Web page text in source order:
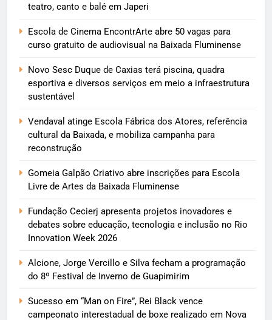
teatro, canto e balé em Japeri
Escola de Cinema EncontrArte abre 50 vagas para
curso gratuito de audiovisual na Baixada Fluminense
Novo Sesc Duque de Caxias terá piscina, quadra
esportiva e diversos serviços em meio a infraestrutura
sustentável
Vendaval atinge Escola Fábrica dos Atores, referência
cultural da Baixada, e mobiliza campanha para
reconstrução
Gomeia Galpão Criativo abre inscrições para Escola
Livre de Artes da Baixada Fluminense
Fundação Cecierj apresenta projetos inovadores e
debates sobre educação, tecnologia e inclusão no Rio
Innovation Week 2026
Alcione, Jorge Vercillo e Silva fecham a programação
do 8º Festival de Inverno de Guapimirim
Sucesso em “Man on Fire”, Rei Black vence
campeonato interestadual de boxe realizado em Nova